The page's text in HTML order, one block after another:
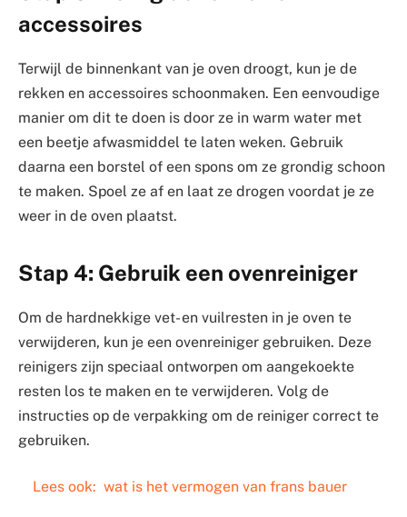
accessoires
Terwijl de binnenkant van je oven droogt, kun je de
rekken en accessoires schoonmaken. Een eenvoudige
manier om dit te doen is door ze in warm water met
een beetje afwasmiddel te laten weken. Gebruik
daarna een borstel of een spons om ze grondig schoon
te maken. Spoel ze af en laat ze drogen voordat je ze
weer in de oven plaatst.
Stap 4: Gebruik een ovenreiniger
Om de hardnekkige vet- en vuilresten in je oven te
verwijderen, kun je een ovenreiniger gebruiken. Deze
reinigers zijn speciaal ontworpen om aangekoekte
resten los te maken en te verwijderen. Volg de
instructies op de verpakking om de reiniger correct te
gebruiken.
Lees ook: wat is het vermogen van frans bauer